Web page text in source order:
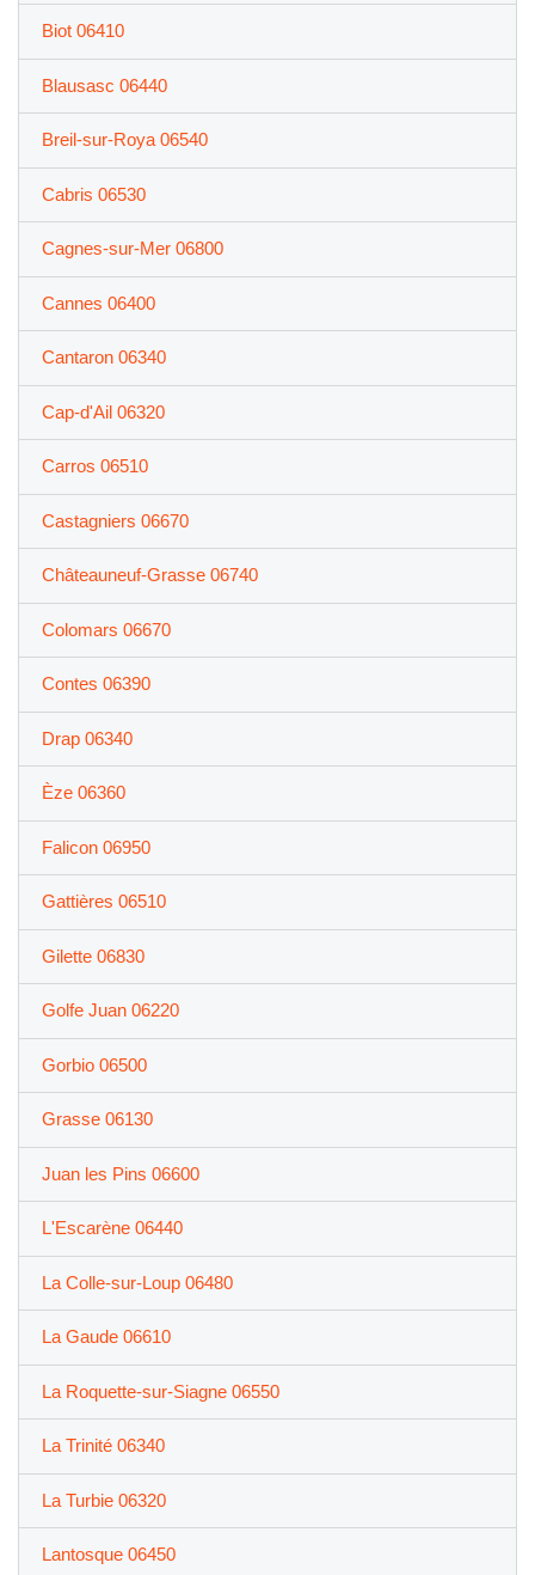
Biot 06410
Blausasc 06440
Breil-sur-Roya 06540
Cabris 06530
Cagnes-sur-Mer 06800
Cannes 06400
Cantaron 06340
Cap-d'Ail 06320
Carros 06510
Castagniers 06670
Châteauneuf-Grasse 06740
Colomars 06670
Contes 06390
Drap 06340
Èze 06360
Falicon 06950
Gattières 06510
Gilette 06830
Golfe Juan 06220
Gorbio 06500
Grasse 06130
Juan les Pins 06600
L'Escarène 06440
La Colle-sur-Loup 06480
La Gaude 06610
La Roquette-sur-Siagne 06550
La Trinité 06340
La Turbie 06320
Lantosque 06450